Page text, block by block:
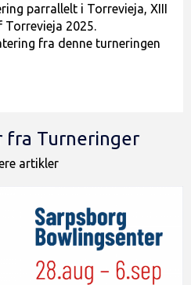
parrallelt i Torrevieja, XIII
Torrevieja 2025.
fra denne turneringen
fra Turneringer
artikler